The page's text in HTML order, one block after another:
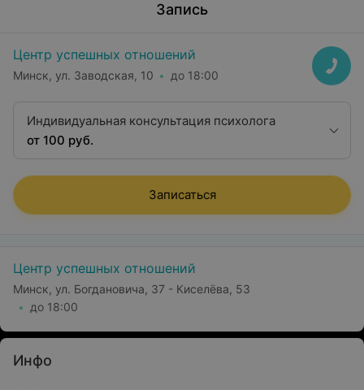
Запись
Центр успешных отношений
Минск, ул. Заводская, 10 до 18:00
Индивидуальная консультация психолога
от 100 руб.
Записаться
Центр успешных отношений
Минск, ул. Богдановича, 37 - Киселёва, 53
до 18:00
Инфо